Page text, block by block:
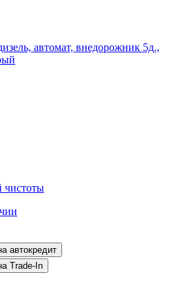
автомат, внедорожник 5д.,
чистоты
на автокредит
на Trade-In